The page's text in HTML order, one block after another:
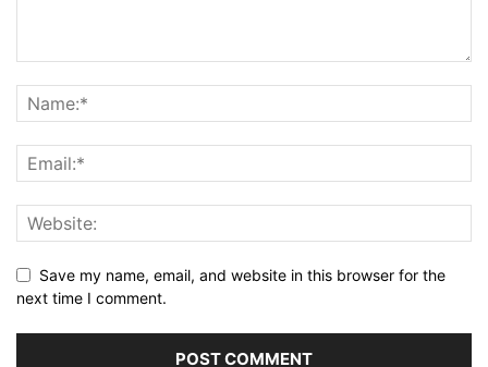
Save my name, email, and website in this browser for the
next time I comment.